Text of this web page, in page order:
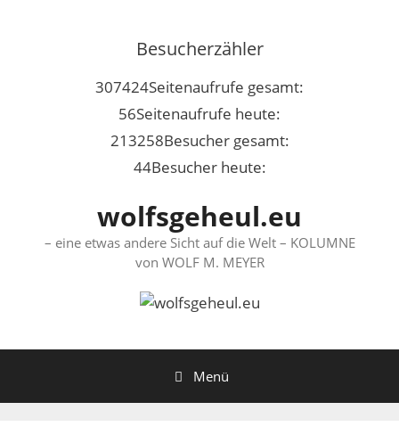
Besucherzähler
307424Seitenaufrufe gesamt:
56Seitenaufrufe heute:
213258Besucher gesamt:
44Besucher heute:
wolfsgeheul.eu
– eine etwas andere Sicht auf die Welt – KOLUMNE
von WOLF M. MEYER
Menü